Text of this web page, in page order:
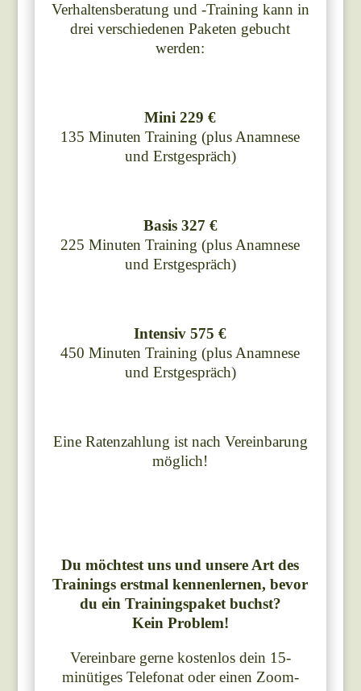
Verhaltensberatung und -Training kann in
drei verschiedenen Paketen gebucht
werden:
Mini 229 €
135 Minuten Training (plus Anamnese
und Erstgespräch)
Basis 327 €
225 Minuten Training (plus Anamnese
und Erstgespräch)
Intensiv 575 €
450 Minuten Training (plus Anamnese
und Erstgespräch)
Eine Ratenzahlung ist nach Vereinbarung
möglich!
Du möchtest uns und unsere Art des
Trainings erstmal kennenlernen, bevor
du ein Trainingspaket buchst?
Kein Problem!
Vereinbare gerne kostenlos dein 15-
minütiges Telefonat oder einen Zoom-